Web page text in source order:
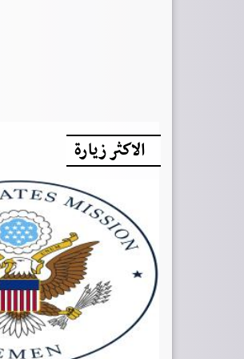
الاكثر زيارة